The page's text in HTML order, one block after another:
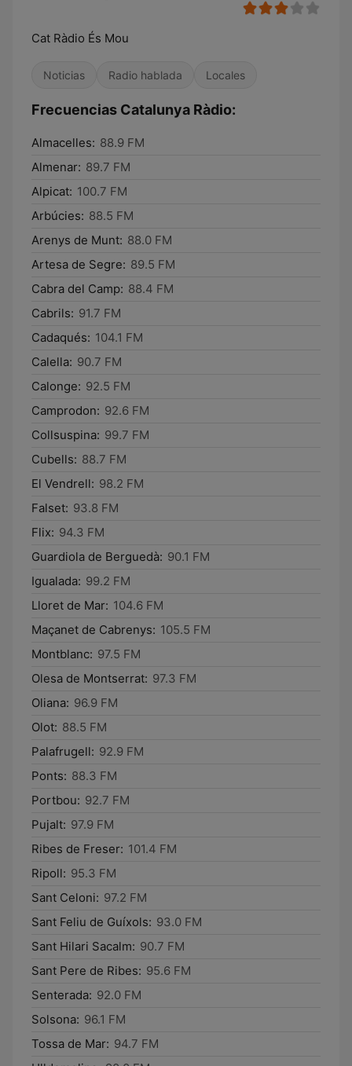
Cat Ràdio És Mou
Noticias Radio hablada Locales
Frecuencias Catalunya Ràdio:
Almacelles: 88.9 FM
Almenar: 89.7 FM
Alpicat: 100.7 FM
Arbúcies: 88.5 FM
Arenys de Munt: 88.0 FM
Artesa de Segre: 89.5 FM
Cabra del Camp: 88.4 FM
Cabrils: 91.7 FM
Cadaqués: 104.1 FM
Calella: 90.7 FM
Calonge: 92.5 FM
Camprodon: 92.6 FM
Collsuspina: 99.7 FM
Cubells: 88.7 FM
El Vendrell: 98.2 FM
Falset: 93.8 FM
Flix: 94.3 FM
Guardiola de Berguedà: 90.1 FM
Igualada: 99.2 FM
Lloret de Mar: 104.6 FM
Maçanet de Cabrenys: 105.5 FM
Montblanc: 97.5 FM
Olesa de Montserrat: 97.3 FM
Oliana: 96.9 FM
Olot: 88.5 FM
Palafrugell: 92.9 FM
Ponts: 88.3 FM
Portbou: 92.7 FM
Pujalt: 97.9 FM
Ribes de Freser: 101.4 FM
Ripoll: 95.3 FM
Sant Celoni: 97.2 FM
Sant Feliu de Guíxols: 93.0 FM
Sant Hilari Sacalm: 90.7 FM
Sant Pere de Ribes: 95.6 FM
Senterada: 92.0 FM
Solsona: 96.1 FM
Tossa de Mar: 94.7 FM